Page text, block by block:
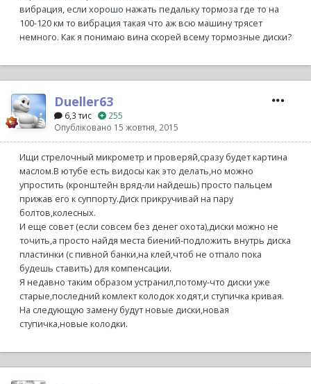
вибрация, если хорошо нажать педальку тормоза где то на
100-120 км то вибрация такая что аж всю машину трясет
немного. Как я понимаю вина скорей всему тормозные диски?
Dueller63
6,3 тис
255
Опубліковано 15 жовтня, 2015
Ищи стрелочный микрометр и проверяй,сразу будет картина
маслом.В ютубе есть видосы как это делать,но можно
упростить (кронштейн вряд-ли найдешь) просто пальцем
прижав его к суппорту.Диск прикручивай на пару
болтов,колесных.
И еще совет (если совсем без денег охота),диски можно не
точить,а просто найдя места биений-подложить внутрь диска
пластинки (с пивной банки,на клей,чтоб не отпало пока
будешь ставить) для компенсации.
Я недавно таким образом устранил,потому-что диски уже
старые,последний комлект колодок ходят,и ступичка кривая.
На следующую замену будут новые диски,новая
ступичка,новые колодки.